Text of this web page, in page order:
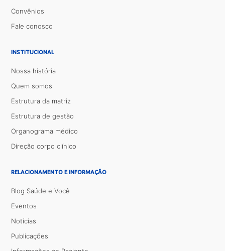
Convênios
Fale conosco
INSTITUCIONAL
Nossa história
Quem somos
Estrutura da matriz
Estrutura de gestão
Organograma médico
Direção corpo clínico
RELACIONAMENTO E INFORMAÇÃO
Blog Saúde e Você
Eventos
Notícias
Publicações